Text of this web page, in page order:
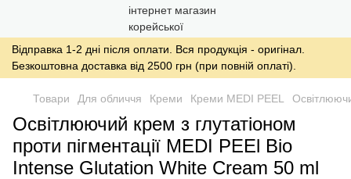
Відправка 1-2 дні після оплати. Вся продукція - оригінал.
Безкоштовна доставка від 2500 грн (при повній оплаті).
Товари Для обличчя Креми Креми MEDI PEEL
Освітлюючий крем з глутатіоном
проти пігментації MEDI PEEl Bio
Intense Glutation White Cream 50 ml